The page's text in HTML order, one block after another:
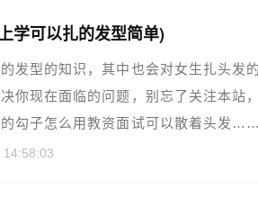
学可以扎的发型简单)
发型的知识，其中也会对女生扎头发的
你现在面临的问题，别忘了关注本站，
勾子怎么用教资面试可以散着头发……
14:58:03